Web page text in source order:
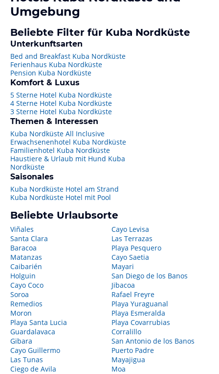
Umgebung
Beliebte Filter für Kuba Nordküste
Unterkunftsarten
Bed and Breakfast Kuba Nordküste
Ferienhaus Kuba Nordküste
Pension Kuba Nordküste
Komfort & Luxus
5 Sterne Hotel Kuba Nordküste
4 Sterne Hotel Kuba Nordküste
3 Sterne Hotel Kuba Nordküste
Themen & Interessen
Kuba Nordküste All Inclusive
Erwachsenenhotel Kuba Nordküste
Familienhotel Kuba Nordküste
Haustiere & Urlaub mit Hund Kuba
Nordküste
Saisonales
Kuba Nordküste Hotel am Strand
Kuba Nordküste Hotel mit Pool
Beliebte Urlaubsorte
Viñales
Santa Clara
Baracoa
Matanzas
Caibarién
Holguin
Cayo Coco
Soroa
Remedios
Moron
Playa Santa Lucia
Guardalavaca
Gibara
Cayo Guillermo
Las Tunas
Ciego de Avila
Cayo Levisa
Las Terrazas
Playa Pesquero
Cayo Saetia
Mayari
San Diego de los Banos
Jibacoa
Rafael Freyre
Playa Yuraguanal
Playa Esmeralda
Playa Covarrubias
Corralillo
San Antonio de los Banos
Puerto Padre
Mayajigua
Moa